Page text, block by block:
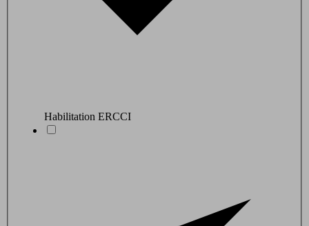
Habilitation ERCCI